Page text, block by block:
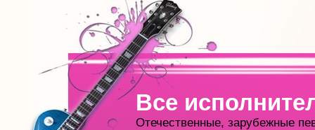
Все
Отечественные, зарубежные